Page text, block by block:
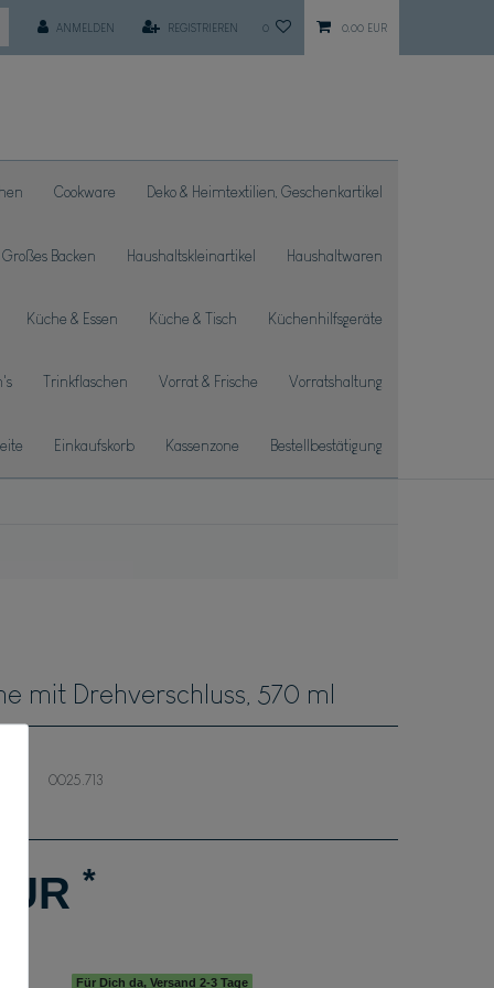
ANMELDEN REGISTRIEREN 0 0,00 EUR
Cookware Deko & Heimtextilien, Geschenkartikel
Großes Backen Haushaltskleinartikel Haushaltwaren
Küche & Essen Küche & Tisch Küchenhilfsgeräte
Trinkflaschen Vorrat & Frische Vorratshaltung
Einkaufskorb Kassenzone Bestellbestätigung
mit Drehverschluss, 570 ml
0025.713
*
Für Dich da, Versand 2-3 Tage